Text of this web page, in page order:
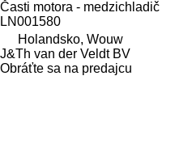
Časti motora - medzichladič
LN001580
Holandsko, Wouw
J&Th van der Veldt BV
Obráťte sa na predajcu